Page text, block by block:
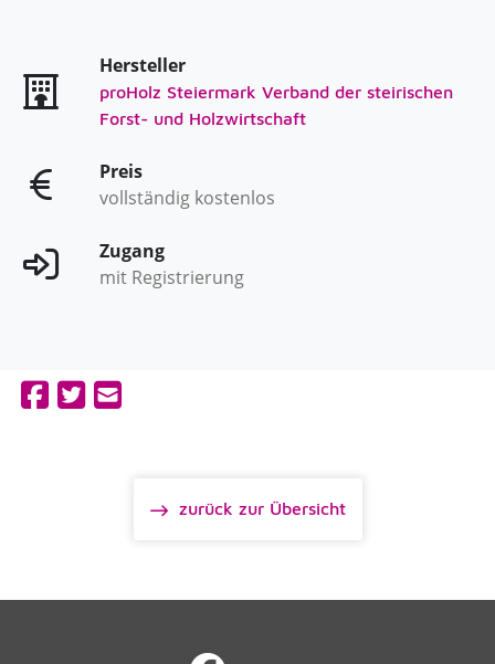
Hersteller
proHolz Steiermark Verband der steirischen
Forst- und Holzwirtschaft
Preis
vollständig kostenlos
Zugang
mit Registrierung
zurück zur Übersicht